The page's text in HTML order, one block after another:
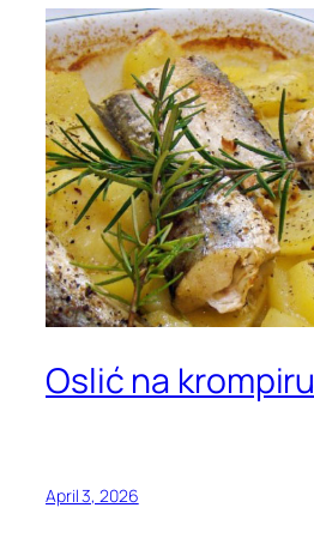
Oslić na krompiru
April 3, 2026